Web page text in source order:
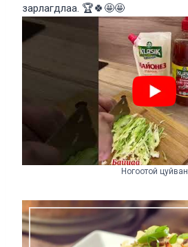
зарлагдлаа. 🏆🍀🤩🤩
Ногоотой цуйван